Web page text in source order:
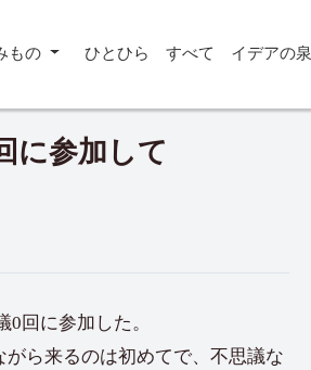
もの ひとひら すべて イデアの泉
に参加して
回に参加した。
ら来るのは初めてで、不思議な